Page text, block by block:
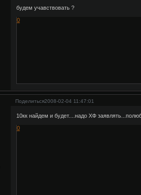
будем учавствовать ?
0
Поделиться2008-02-04 11:47:01
10кк найдем и будет....надо ХФ
0